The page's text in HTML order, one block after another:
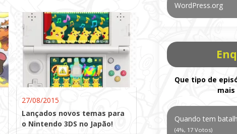
27/08/2015
Lançados novos temas para
o Nintendo 3DS no Japão!
WordPress.org
Que tipo de
mais
Quando tem
(4%, 17 Votos)